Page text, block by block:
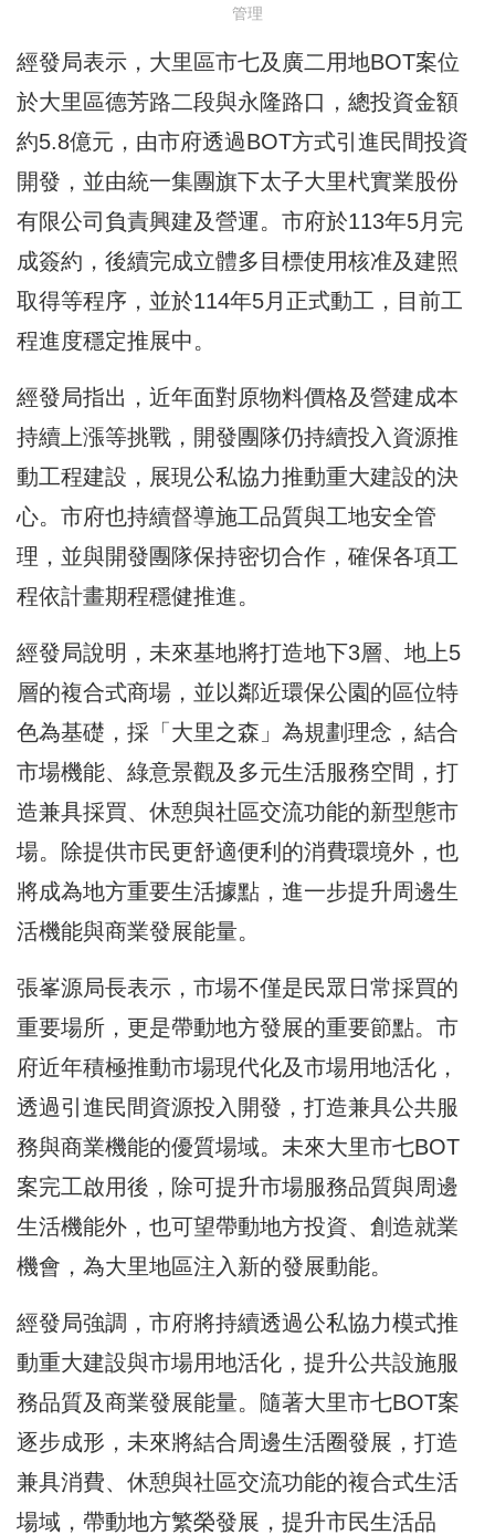
管理
經發局表示，大里區市七及廣二用地BOT案位
於大里區德芳路二段與永隆路口，總投資金額
約5.8億元，由市府透過BOT方式引進民間投資
開發，並由統一集團旗下太子大里杙實業股份
有限公司負責興建及營運。市府於113年5月完
成簽約，後續完成立體多目標使用核准及建照
取得等程序，並於114年5月正式動工，目前工
程進度穩定推展中。
經發局指出，近年面對原物料價格及營建成本
持續上漲等挑戰，開發團隊仍持續投入資源推
動工程建設，展現公私協力推動重大建設的決
心。市府也持續督導施工品質與工地安全管
理，並與開發團隊保持密切合作，確保各項工
程依計畫期程穩健推進。
經發局說明，未來基地將打造地下3層、地上5
層的複合式商場，並以鄰近環保公園的區位特
色為基礎，採「大里之森」為規劃理念，結合
市場機能、綠意景觀及多元生活服務空間，打
造兼具採買、休憩與社區交流功能的新型態市
場。除提供市民更舒適便利的消費環境外，也
將成為地方重要生活據點，進一步提升周邊生
活機能與商業發展能量。
張峯源局長表示，市場不僅是民眾日常採買的
重要場所，更是帶動地方發展的重要節點。市
府近年積極推動市場現代化及市場用地活化，
透過引進民間資源投入開發，打造兼具公共服
務與商業機能的優質場域。未來大里市七BOT
案完工啟用後，除可提升市場服務品質與周邊
生活機能外，也可望帶動地方投資、創造就業
機會，為大里地區注入新的發展動能。
經發局強調，市府將持續透過公私協力模式推
動重大建設與市場用地活化，提升公共設施服
務品質及商業發展能量。隨著大里市七BOT案
逐步成形，未來將結合周邊生活圈發展，打造
兼具消費、休憩與社區交流功能的複合式生活
場域，帶動地方繁榮發展，提升市民生活品